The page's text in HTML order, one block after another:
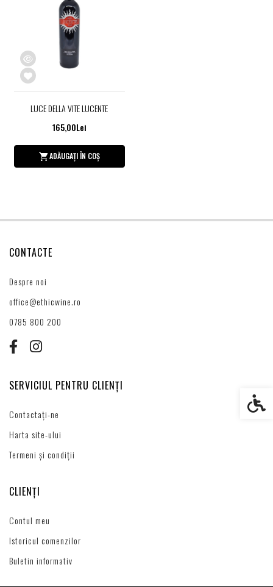
LUCE DELLA VITE LUCENTE
165,00Lei
ADĂUGAȚI ÎN COȘ
CONTACTE
Despre noi
office@ethicwine.ro
0785 800 200
SERVICIUL PENTRU CLIENȚI
Contactați-ne
Harta site-ului
Termeni și condiții
CLIENȚI
Contul meu
Istoricul comenzilor
Buletin informativ
Setări